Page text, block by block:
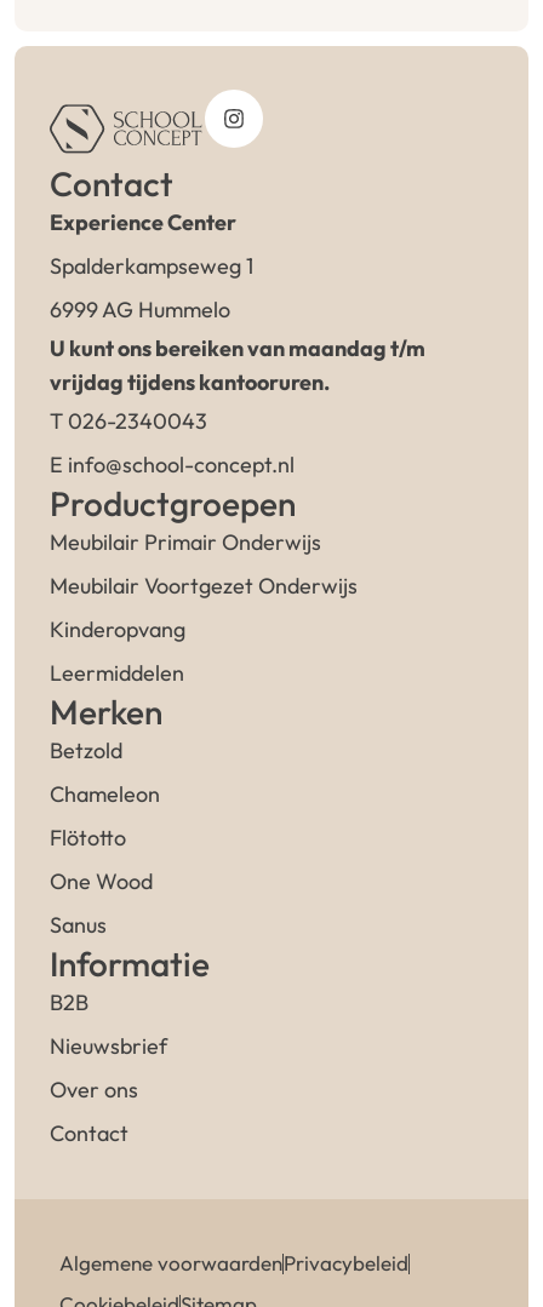
Contact
Experience Center
Spalderkampseweg 1
6999 AG Hummelo
U kunt ons bereiken van maandag t/m
vrijdag tijdens kantooruren.
T 026-2340043
E info@school-concept.nl
Productgroepen
Meubilair Primair Onderwijs
Meubilair Voortgezet Onderwijs
Kinderopvang
Leermiddelen
Merken
Betzold
Chameleon
Flötotto
One Wood
Sanus
Informatie
B2B
Nieuwsbrief
Over ons
Contact
Algemene voorwaardenPrivacybeleid